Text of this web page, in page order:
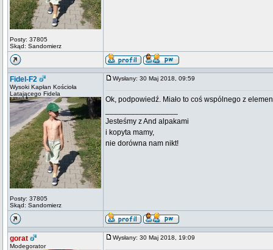
Posty: 37805
Skąd: Sandomierz
Fidel-F2
Wysoki Kapłan Kościoła
Latającego Fidela
Posty: 37805
Skąd: Sandomierz
Wysłany: 30 Maj 2018, 09:59
Ok, podpowiedź. Miało to coś wspólnego z
Jesteśmy z And alpakami
i kopyta mamy,
nie dorówna nam nikt!
gorat
Modegorator
Wysłany: 30 Maj 2018, 19:09